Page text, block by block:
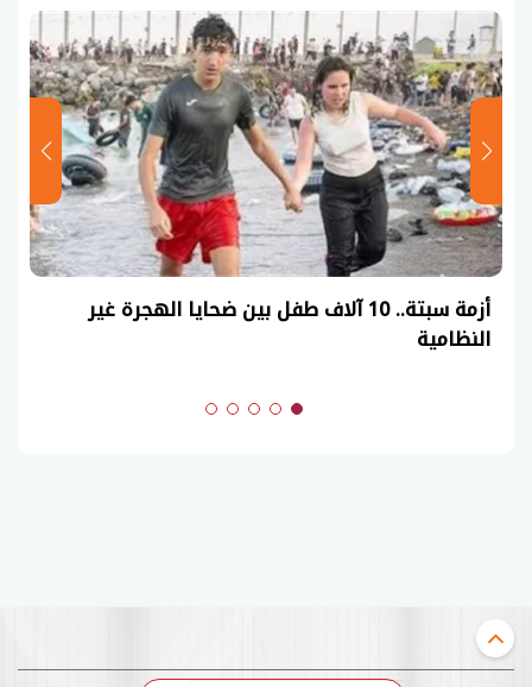
عاجل| نموذج حل امتحان أحياء ثانوية عامة 2026
(السنوات الماضية)